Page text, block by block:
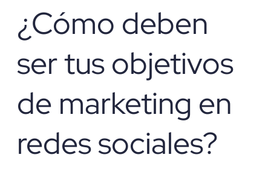
¿Cómo deben
ser tus objetivos
de marketing en
redes sociales?